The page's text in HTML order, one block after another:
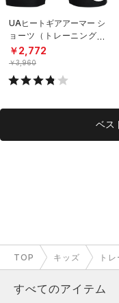
UAヒートギアアーマー シ
ョーツ（トレーニング/B
OYS）
￥2,772
￥3,960
ベス
TOP キッズ ト
すべてのアイテム